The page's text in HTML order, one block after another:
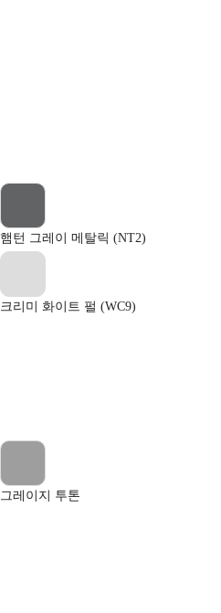
햄턴 그레이 메탈릭 (NT2)
크리미 화이트 펄 (WC9)
그레이지 투톤